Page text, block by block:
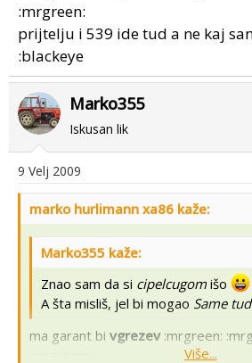
:mrgreen:
prijtelju i 539 ide tud a ne kaj
:blackeye
Marko355
Iskusan lik
9 Velj 2009
marko hurlimann xa86 kaže:
Marko355 kaže:
Znao sam da si cipelcugomišo
A šta misliš, jel bi mogao Same
ma garant bi vgrezev:mrgreen:
Više...